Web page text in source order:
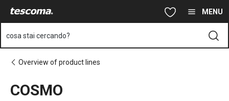
Vai al contenuto principale MENU
cosa stai cercando?
Overview of product lines
COSMO